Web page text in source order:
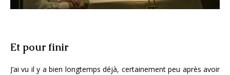
Et pour finir
J’ai vu il y a bien longtemps déjà, certainement peu après avoir